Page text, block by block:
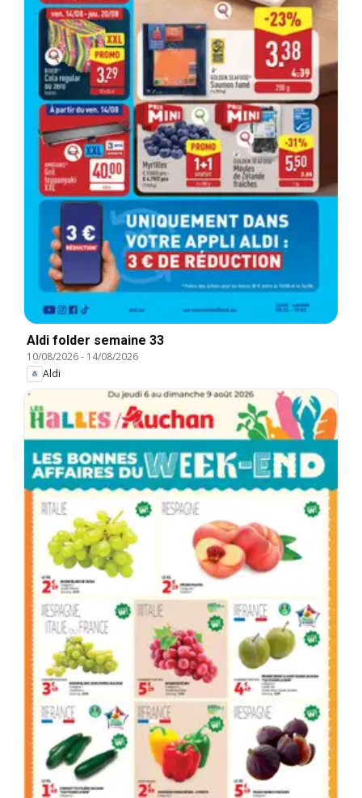
Aldi folder semaine 33
10/08/2026- 14/08/2026
Aldi